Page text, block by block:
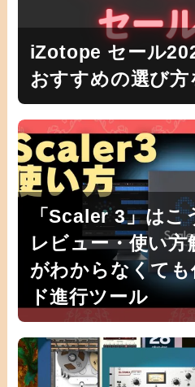
iZotope セール
おすすめの選び方
「Scaler 3」はこ
レビュー・使い方
がわからなくて
ド進行ツール